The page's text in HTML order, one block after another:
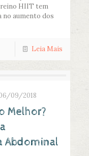
HIIT tem
aumento dos
Leia Mais
09/2018
Melhor?
Abdominal